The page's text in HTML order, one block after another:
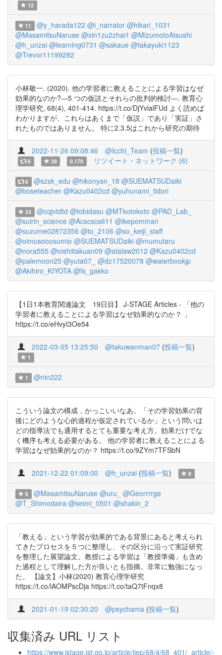
12
11 @y_harada122 @i_narrator @hikari_1031
@MasamitsuNaruse @xin1zu2zhai1 @MizumotoAtsushi
@h_unzai @learning0731 @sakaue @takayuki1123
@Trevor11199282
小林敬一. (2020). 他の学習者に教えることによる学習はなぜ
効果的なのか?―5 つの仮説とそれらの批判的検討―. 教育心
理学研究, 68(4), 401-414. https://t.co/DjYvialFUd よく読めば
わかりますが、これらはあくまで「仮説」であり「実証」さ
れたものではありません。 特に2.3.5はこれから研究の期待
2022-11-26 09:08:46 @Icchi_Team (投稿一覧)
6 28 0.170 リツイート・ネットワーク (6)
6 @szsk_edu @hikonyan_18 @SUEMATSUDaiki
@boseteacher @Kazu0402cd @yuhunami_tidori
23 @cqjvtdtd @tobidasu @MTkotokoto @PAD_Lab_
@suirin_science @Acscscs611 @ikepomman
@suzume02872356 @to_2106 @so_keiji_staff
@oimusooosumio @SUEMATSUDaiki @mumutaru
@nora555 @oishiitakuan09 @atalaw2012 @Kazu0402cd
@palemoon25 @yuta07_ @dz17520078 @waterbookjp
@Akihiro_KIYOTA @fs_gakko
【1日1本教育関連論文 19日目】 J-STAGE Articles - 「他の
学習者に教えることによる学習はなぜ効果的なのか？ 」
https://t.co/eHvyI3Oe54
2022-03-05 13:25:50 @takuwanman07 (投稿一覧)
1
1 @nin222
こういう論文の構成，かっこいいなあ。「その学習効果の背
後にどのような心的過程が仮定されているか」という問いは
どの指導法でも通用するとても重要な考え方。効果だけでな
く機序も考える必要がある。 他の学習者に教えることによる
学習はなぜ効果的なのか？ https://t.co/9ZYm7TFSbN
2021-12-22 01:09:00 @h_unzai (投稿一覧) 8
6 @MasamitsuNaruse @uru_
@Georrrrge
@T_Shimodaira @seimi_0501 @shakin_2
「教える」という学習が効果的である背景にあると考えられ
てきたプロセスを５つに整理し、その区分に沿って実証研究
を整理した展望論文。教授による学習は「教授準備」も含め
た過程として理解した方が良いとも指摘。非常に勉強になっ
た。 【論文】小林(2020) 教育心理学研究
https://t.co/lAOMPscDja https://t.co/taQ7tFnqx8
2021-01-19 02:30:20 @psychama (投稿一覧)
収集済み URL リスト
https://www.jstage.jst.go.jp/article/jjep/68/4/68_401/_article/-